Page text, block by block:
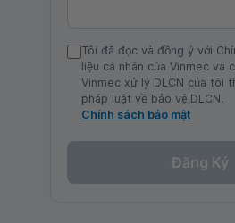
Tôi đã đọc và đồng ý với
liệu cá nhân của Vinmec và
Vinmec xử lý DLCN của tôi
pháp luật về bảo vệ DLCN.
Chính sách bảo mật
Đăng Ký